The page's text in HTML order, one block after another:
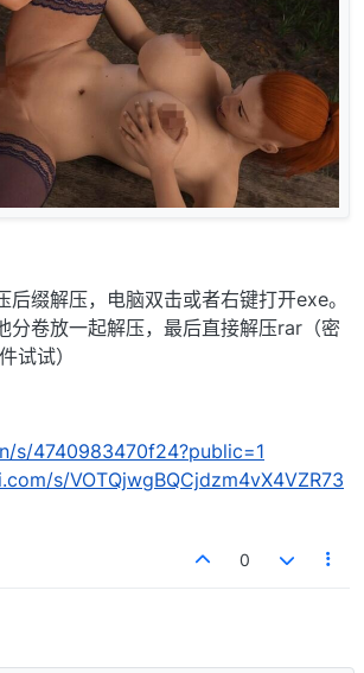
后缀解压，电脑双击或者右键打开exe。
分卷放一起解压，最后直接解压rar（密
试试）
s/4740983470f24?public=1
s/VOTQjwgBQCjdzm4vX4VZR73
0